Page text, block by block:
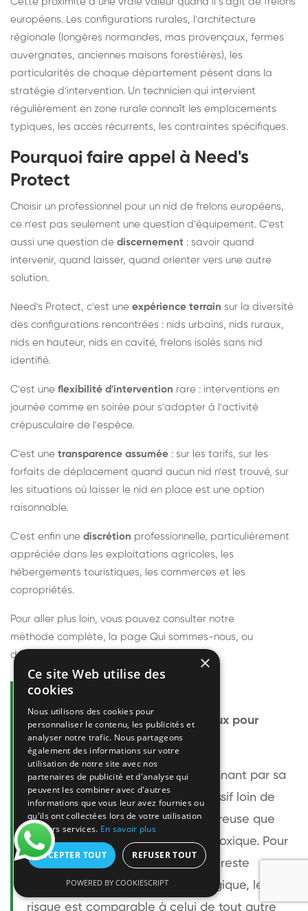
européens. Les configurations rurales, l'architecture
régionale (longères normandes, mas provençaux, fermes
auvergnates, anciennes maisons forestières), les
particularités de chaque département pèsent dans la
stratégie d'intervention. Un technicien qui intervient
régulièrement en zone rurale connaît les emplacements
typiques, les accès récurrents, les contraintes spécifiques.
Pourquoi faire appel à Need's
Protect
Choisir un professionnel pour un nid de frelons européens,
ce n'est pas seulement une question d'équipement. C'est
aussi une question de discernement : savoir quand
intervenir, quand laisser, quand orienter vers une autre
solution.
Need's Protect, c'est une expérience terrain sur la diversité
des configurations rencontrées : nids urbains, nids ruraux,
nids en hauteur, nids en cavité, frelons isolés sans nid
identifié.
C'est une flexibilité d'intervention rare : interventions en
journée comme en soirée pour s'adapter à l'activité
crépusculaire de l'espèce.
C'est une transparence assumée : sur les tarifs, sur les
forfaits de déplacement quand aucun nid n'est trouvé, sur
les situations où laisser le nid en place est une option
raisonnable.
C'est enfin une discrétion professionnelle, particulièrement
appréciée dans les exploitations agricoles, les
hébergements touristiques, les commerces et les
copropriétés.
Pour aller plus loin, vous pouvez consulter notre
méthode complète, la page Qui sommes-nous, ou
découvrir
Questions fréquentes
Le frelon européen est-il dangereux pour
l'homme ?
Le frelon européen est impressionnant par sa
taille mais relativement peu agressif loin de
son nid. Sa piqûre est plus douloureuse que
celle d'une guêpe sans être plus toxique. Pour
une personne non allergique, elle reste
bénigne. Pour une personne allergique, le
risque est comparable à celui de tout autre
×
Ce site Web utilise des
cookies
Nous utilisons des cookies pour
personnaliser le contenu, les publicités et
analyser notre trafic. Nous partageons
également des informations sur votre
utilisation de notre site avec nos
partenaires de publicité et d'analyse qui
peuvent les combiner avec d'autres
informations que vous leur avez fournies ou
qu'ils ont collectées lors de votre utilisation
de leurs services. En savoir plus
ACCEPTER TOUT REFUSER TOUT
POWERED BY COOKIESCRIPT